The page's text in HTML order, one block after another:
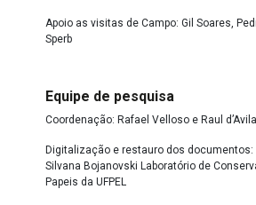
Apoio as visitas de Campo: Gil Soares,
Sperb
Equipe de pesquisa
Coordenação: Rafael Velloso e Raul d’Avila
Digitalização e restauro dos
Silvana Bojanovski Laboratório de
Papeis da UFPEL